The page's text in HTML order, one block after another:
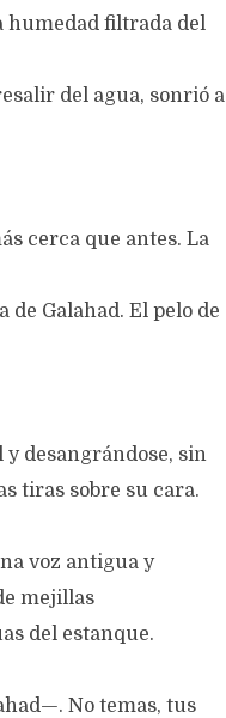
humedad filtrada del
del agua, sonrió a
cerca que antes. La
Galahad. El pelo de
desangrándose, sin
tiras sobre su cara.
voz antigua y
mejillas
del estanque.
No temas, tus